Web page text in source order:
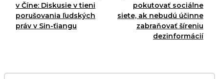
v Číne: Diskusie v tieni
porušovania ľudských
práv v Sin-ťiangu
pokutovať sociálne
siete, ak nebudú účinne
zabraňovať šíreniu
dezinformácií